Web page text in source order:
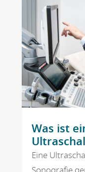
Was ist
Eine